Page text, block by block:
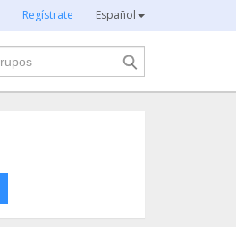
Regístrate Español